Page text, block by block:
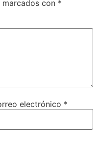
con *
electrónico *